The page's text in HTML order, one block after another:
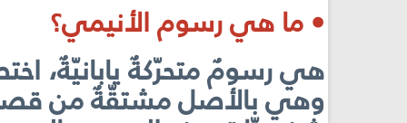
• ما هي رسوم الأنيمي؟
هي رسومٌ متحرّكةٌ يابانيّةٌ،
وهي بالأصل مشتقّةٌ من قصص